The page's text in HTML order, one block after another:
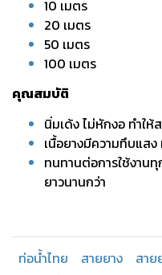
10 เมตร
20 เมตร
50 เมตร
100 เมตร
คุณสมบัติ
นิ่มเด้ง ไม่หักงอ ทำให้
เนื้อยางมีความทึบแสง
ทนทานต่อการใช้งานทุ
ยาวนานกว่า
ท่อน้ำไทย สายยาง สาย